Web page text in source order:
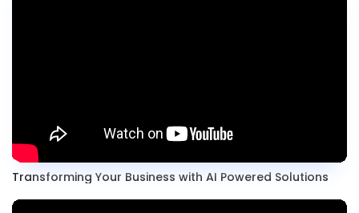
Transforming Your Business with AI Powered Solutions